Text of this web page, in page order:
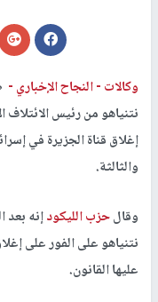
وكالات -النجاح الإخباري -
نتنياهو من رئيس الائتلاف
إغلاق قناة الجزيرة في
والثالثة.
وقالحزب الليكودإنه بعد
نتنياهو على الفور على
عليها القانون.